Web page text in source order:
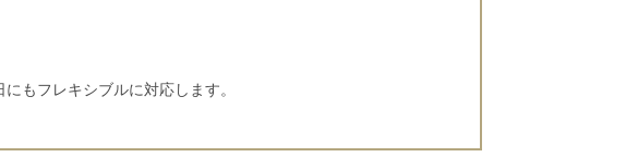
もフレキシブルに対応します。